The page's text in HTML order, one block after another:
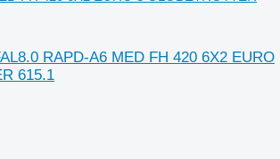
RAPD-A6 MED FH 420 6X2 EURO
615.1